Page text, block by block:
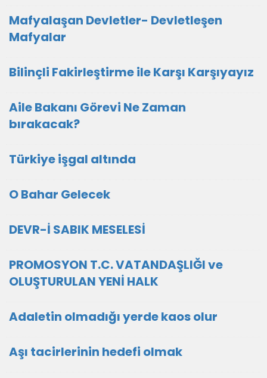
Mafyalaşan Devletler- Devletleşen
Mafyalar
Bilinçli Fakirleştirme ile Karşı Karşıyayız
Aile Bakanı Görevi Ne Zaman
bırakacak?
Türkiye işgal altında
O Bahar Gelecek
DEVR-İ SABIK MESELESİ
PROMOSYON T.C. VATANDAŞLIĞI ve
OLUŞTURULAN YENİ HALK
Adaletin olmadığı yerde kaos olur
Aşı tacirlerinin hedefi olmak